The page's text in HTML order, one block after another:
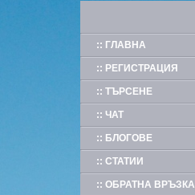
:: ГЛАВНА
:: РЕГИСТРАЦИЯ
:: ТЪРСЕНЕ
:: ЧАТ
:: БЛОГОВЕ
:: СТАТИИ
:: ОБРАТНА ВРЪЗКА